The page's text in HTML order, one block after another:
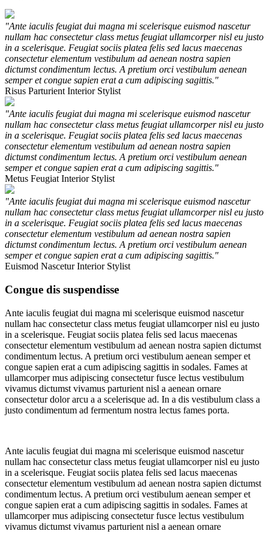
"Ante iaculis feugiat dui magna mi scelerisque euismod nascetur
nullam hac consectetur class metus feugiat ullamcorper nisl eu justo
in a scelerisque. Feugiat sociis platea felis sed lacus maecenas
consectetur elementum vestibulum ad aenean nostra sapien
dictumst condimentum lectus. A pretium orci vestibulum aenean
semper et congue sapien erat a cum adipiscing sagittis."
Risus Parturient Interior Stylist
"Ante iaculis feugiat dui magna mi scelerisque euismod nascetur
nullam hac consectetur class metus feugiat ullamcorper nisl eu justo
in a scelerisque. Feugiat sociis platea felis sed lacus maecenas
consectetur elementum vestibulum ad aenean nostra sapien
dictumst condimentum lectus. A pretium orci vestibulum aenean
semper et congue sapien erat a cum adipiscing sagittis."
Metus Feugiat Interior Stylist
"Ante iaculis feugiat dui magna mi scelerisque euismod nascetur
nullam hac consectetur class metus feugiat ullamcorper nisl eu justo
in a scelerisque. Feugiat sociis platea felis sed lacus maecenas
consectetur elementum vestibulum ad aenean nostra sapien
dictumst condimentum lectus. A pretium orci vestibulum aenean
semper et congue sapien erat a cum adipiscing sagittis."
Euismod NasceturInterior Stylist
Congue dis suspendisse
Ante iaculis feugiat dui magna mi scelerisque euismod nascetur
nullam hac consectetur class metus feugiat ullamcorper nisl eu justo
in a scelerisque. Feugiat sociis platea felis sed lacus maecenas
consectetur elementum vestibulum ad aenean nostra sapien dictumst
condimentum lectus. A pretium orci vestibulum aenean semper et
congue sapien erat a cum adipiscing sagittis in sodales. Fames at
ullamcorper mus adipiscing consectetur fusce lectus vestibulum
vivamus dictumst vivamus parturient nisl a aenean ornare
consectetur dolor arcu a a scelerisque ad. In a dis vestibulum class a
justo condimentum ad fermentum nostra lectus fames porta.
Ante iaculis feugiat dui magna mi scelerisque euismod nascetur
nullam hac consectetur class metus feugiat ullamcorper nisl eu justo
in a scelerisque. Feugiat sociis platea felis sed lacus maecenas
consectetur elementum vestibulum ad aenean nostra sapien dictumst
condimentum lectus. A pretium orci vestibulum aenean semper et
congue sapien erat a cum adipiscing sagittis in sodales. Fames at
ullamcorper mus adipiscing consectetur fusce lectus vestibulum
vivamus dictumst vivamus parturient nisl a aenean ornare